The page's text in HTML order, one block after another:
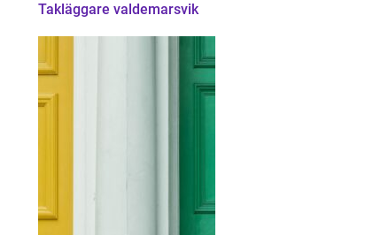
Takläggare valdemarsvik